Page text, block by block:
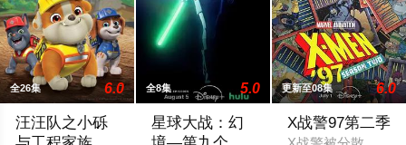
全26集 6.0
汪汪队之小砾
全8集 5.0
星球大战：幻
更新至08集 6.0
X战警97第二季